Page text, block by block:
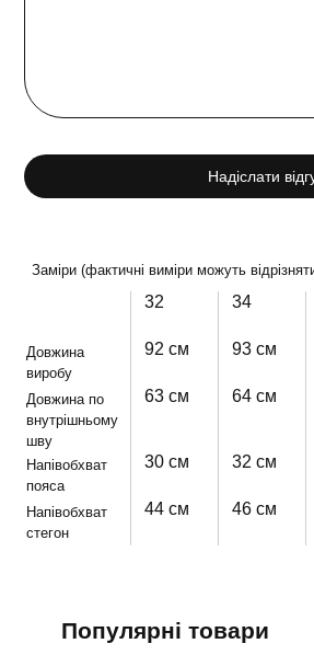
Надіслати
Заміри (фактичні виміри можуть
32 34
Довжина
виробу
92 см 93 см
Довжина по
внутрішньому
шву
63 см 64 см
Напівобхват
пояса
30 см 32 см
Напівобхват
стегон
44 см 46 см
Популярні товари